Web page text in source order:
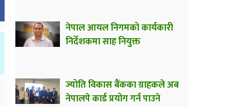
नेपाल आयल निगमको कार्यकारी
निर्देशकमा साह नियुक्त
ज्योति विकास बैंकका ग्राहकले अब
नेपालपे कार्ड प्रयोग गर्न पाउने